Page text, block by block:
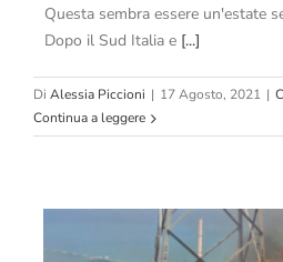
Questa sembra essere un'estate
Dopo il Sud Italia e [...]
Di Alessia Piccioni | 17 Agosto, 2021 |
Continua a leggere